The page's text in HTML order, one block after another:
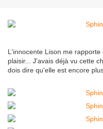
L'innocente Lison me
plaisir... J'avais déjà vu cette
dois dire qu'elle est encore